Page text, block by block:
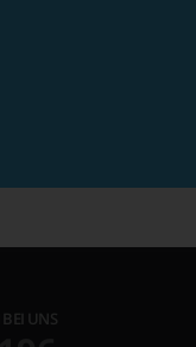
BEI UNS